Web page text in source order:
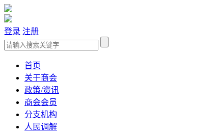
登录 注册
首页
关于商会
政策/资讯
商会会员
分支机构
人民调解